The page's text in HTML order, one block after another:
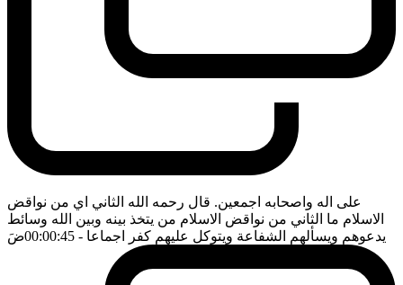
على اله واصحابه اجمعين. قال رحمه الله الثاني اي من نواقض
الاسلام ما الثاني من نواقض الاسلام من يتخذ بينه وبين الله وسائط
يدعوهم ويسألهم الشفاعة ويتوكل عليهم كفر اجماعا - 00:00:45 ضَ